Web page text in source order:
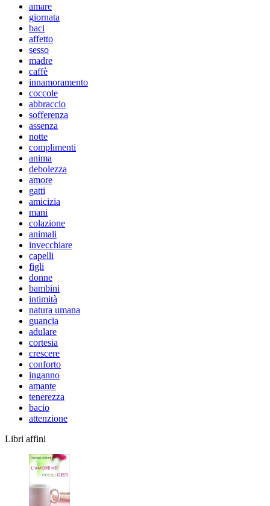
amare
giornata
baci
affetto
sesso
madre
caffè
innamoramento
coccole
abbraccio
sofferenza
assenza
notte
complimenti
anima
debolezza
amore
gatti
amicizia
mani
colazione
animali
invecchiare
capelli
figli
donne
bambini
intimità
natura umana
guancia
adulare
cortesia
crescere
conforto
inganno
amante
tenerezza
bacio
attenzione
Libri affini